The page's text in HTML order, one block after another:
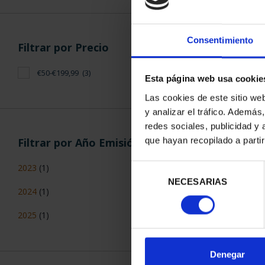
Consentimiento
Esta página web usa
Las cookies de este sitio
y analizar el tráfico.
redes sociales, publicidad y
que hayan recopilado a
consentimiento
NECESARIAS
Denegar
Filtrar por Precio
€50-€199,99 (3)
Filtrar por Año Emisión
2023 (1)
2024 (1)
2025 (1)
MARÍA DE
ORDENAR POR: